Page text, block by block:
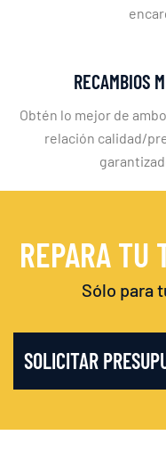
RECAMBIOS
Obtén lo mejor de
relación calidad/
REPARA TU
Sólo para
SOLICITAR